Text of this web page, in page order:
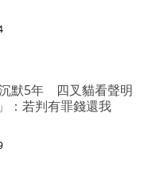
默5年 四叉貓看聲明
：若判有罪錢還我